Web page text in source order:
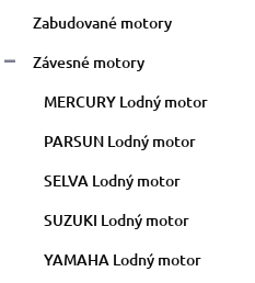
Zabudované motory
Závesné motory
MERCURY Lodný motor
PARSUN Lodný motor
SELVA Lodný motor
SUZUKI Lodný motor
YAMAHA Lodný motor